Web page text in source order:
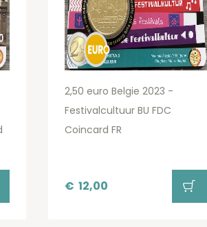
2,50 euro Belgie 2023 -
Festivalcultuur BU FDC
Coincard FR
€ 12,00